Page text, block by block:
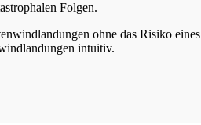
Folgen.
ohne das Risiko eines
intuitiv.